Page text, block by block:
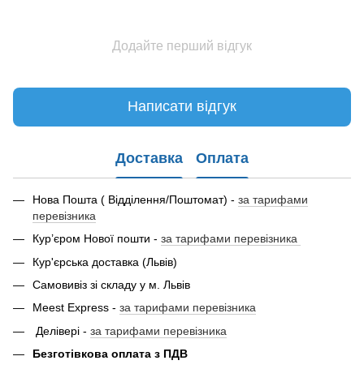
Додайте перший відгук
Написати відгук
Доставка Оплата
Нова Пошта ( Відділення/Поштомат) - за тарифами
перевізника
Кур’єром Нової пошти - за тарифами перевізника
Кур'єрська доставка (Львів)
Самовивіз зі складу у м. Львів
Meest Express - за тарифами перевізника
Делівері - за тарифами перевізника
Безготівкова оплата з ПДВ